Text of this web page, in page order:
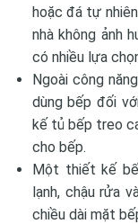
hoặc đá tự
nhà không ảnh
có nhiều lựa
Ngoài công
dùng bếp đối
kế tủ bếp treo
cho bếp.
Một thiết kế
lạnh, chậu rửa
chiều dài mặt